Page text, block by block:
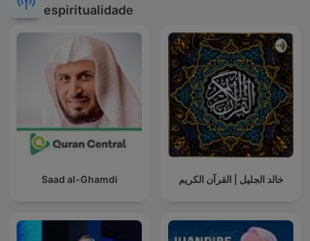
espiritualidade
Saad al-Ghamdi خالد الجليل | القرآن الكريم